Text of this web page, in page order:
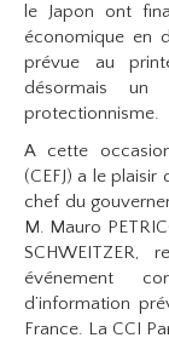
le Japon ont
économique en
prévue au
désormais un
protectionnisme.
A cette
(CEFJ) a le plaisir
chef du
M. Mauro
SCHWEITZER,
événement
d’information
France. La CCI